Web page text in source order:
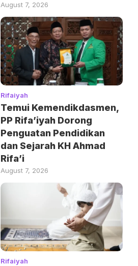
August 7, 2026
Rifaiyah
Temui Kemendikdasmen,
PP Rifa’iyah Dorong
Penguatan Pendidikan
dan Sejarah KH Ahmad
Rifa’i
August 7, 2026
Rifaiyah